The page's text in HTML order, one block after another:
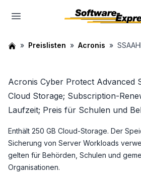
Preislisten Acronis
Acronis Cyber Protect Advanced
Cloud Storage; Subscription-
Laufzeit; Preis für Schulen und
Enthält 250 GB Cloud-Storage. Der
Sicherung von Server Workloads
gelten für Behörden, Schulen und
Organisationen.